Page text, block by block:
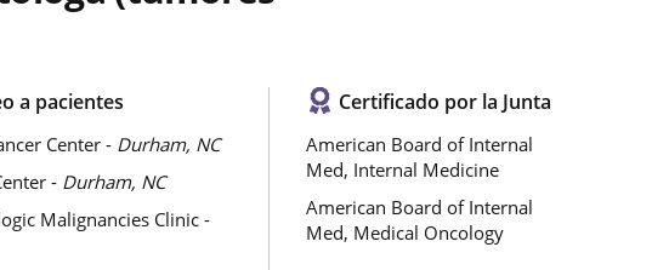
a pacientes
Center - Durham, NC
- Durham, NC
Malignancies Clinic -
Certificado por la Junta
American Board of Internal
Med, Internal Medicine
American Board of Internal
Med, Medical Oncology